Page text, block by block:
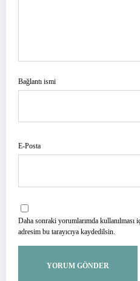
Bağlantı ismi
E-Posta
Daha sonraki yorumlarımda kullanılması
adresim bu tarayıcıya kaydedilsin.